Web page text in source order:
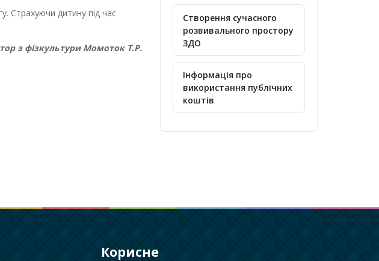
Страхуючи дитину під час
з фізкультури Момоток Т.Р.
Створення сучасного
розвивального простору
ЗДО
Інформація про
використання публічних
коштів
Корисне